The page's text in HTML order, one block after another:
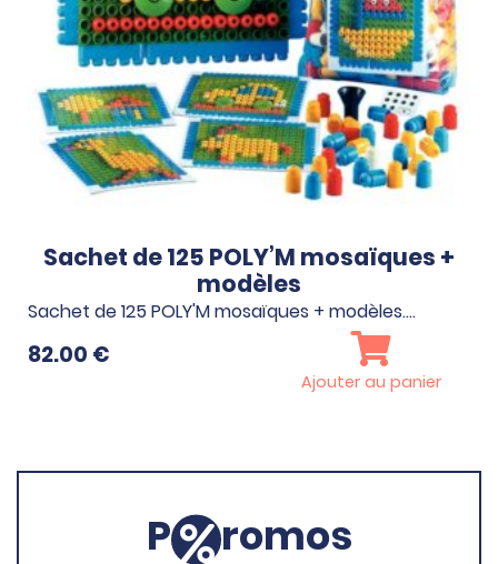
Sachet de 125 POLY’M mosaïques +
modèles
Sachet de 125 POLY'M mosaïques + modèles.…
82.00 €
Ajouter au panier
P romos